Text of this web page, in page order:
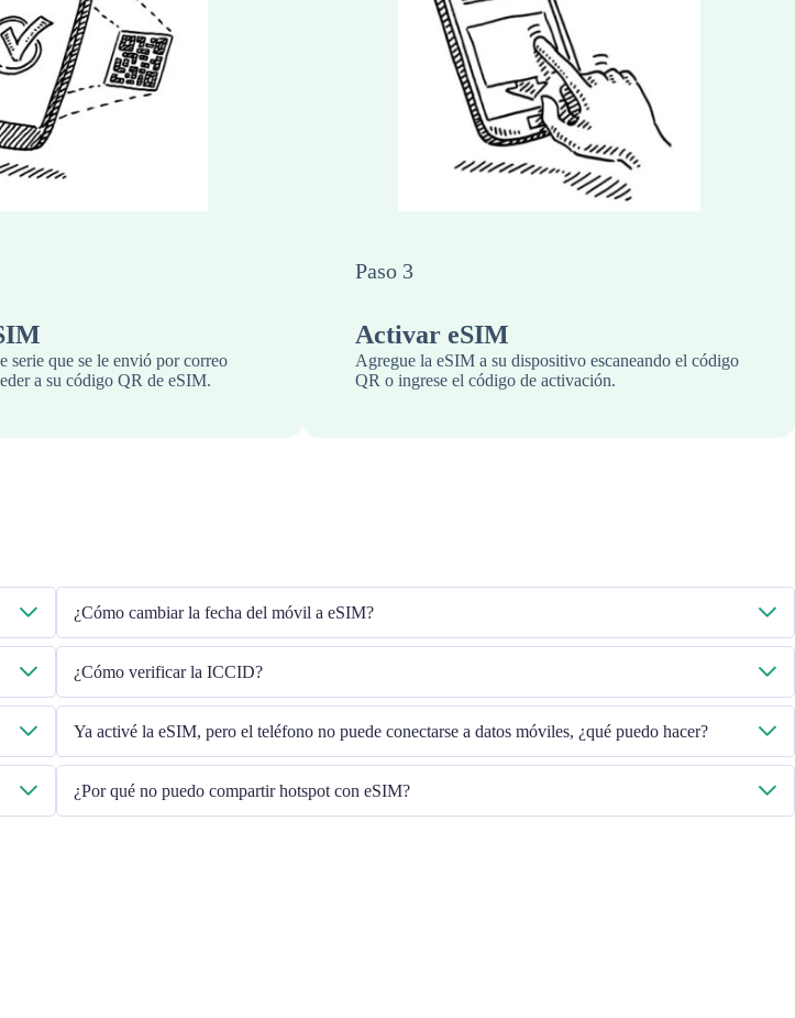
serie que se le envió por correo
a su código QR de eSIM.
Paso 3
Activar eSIM
Agregue la eSIM a su dispositivo escaneando el código
QR o ingrese el código de activación.
¿Cómo cambiar la fecha del móvil a eSIM?
línea". Si el problema persiste, póngase en contacto con nuestro equipo de Atención al Cliente.
¿Cómo verificar la ICCID?
Ya activé la eSIM, pero el teléfono no puede conectarse a datos móviles, ¿qué puedo hacer?
¿Por qué no puedo compartir hotspot con eSIM?